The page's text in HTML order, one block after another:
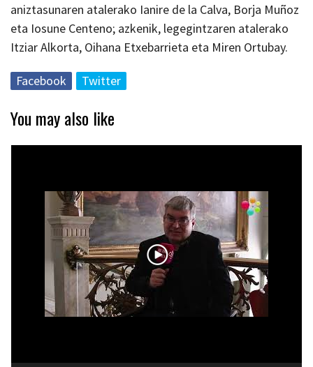
aniztasunaren atalerako Ianire de la Calva, Borja Muñoz
eta Iosune Centeno; azkenik, legegintzaren atalerako
Itziar Alkorta, Oihana Etxebarrieta eta Miren Ortubay.
Facebook Twitter
You may also like